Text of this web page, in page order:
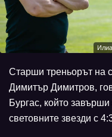
Старши треньорът на
Димитър Димитров,
Бургас, който
световните звезди с